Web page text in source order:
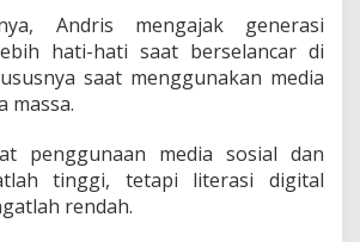
i
n
g
Andris mengajak generasi
hati-hati saat berselancar di
saat menggunakan media
massa.
penggunaan media sosial dan
tinggi, tetapi literasi digital
rendah.